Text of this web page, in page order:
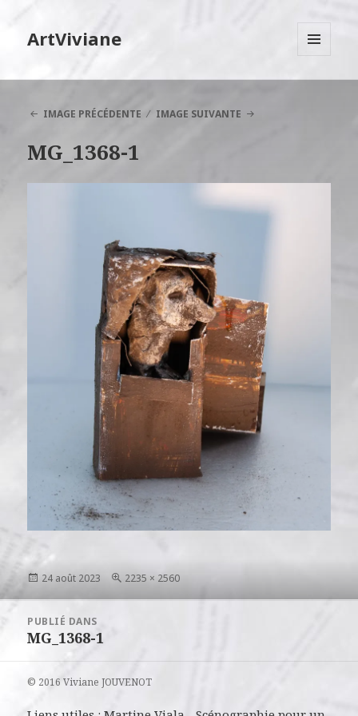
ArtViviane
IMAGE PRÉCÉDENTE
IMAGE SUIVANTE
MG_1368-1
Publié
24 août 2023
Taille
2235 × 2560
Navigation
l’article
PUBLIÉ DANS
MG_1368-1
© 2016 Viviane JOUVENOT